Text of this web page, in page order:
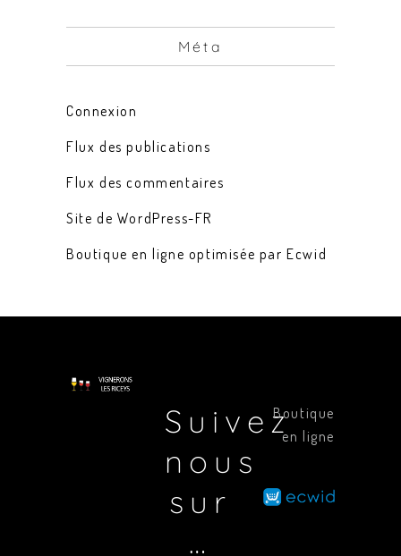
Méta
Connexion
Flux des publications
Flux des commentaires
Site de WordPress-FR
Boutique en ligne optimisée par Ecwid
Suivez
nous
sur
…
Boutique
en ligne